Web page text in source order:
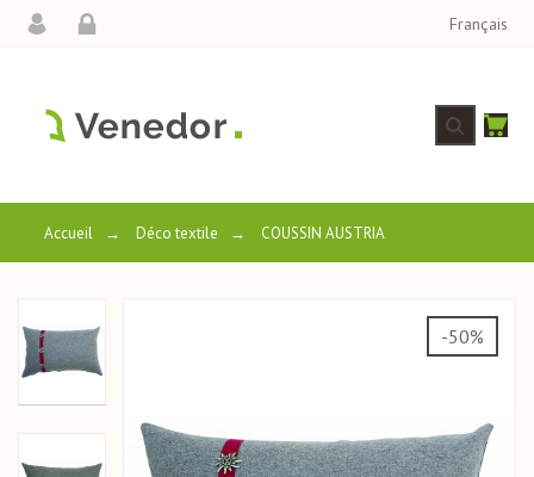
Français
Accueil → Déco textile → COUSSIN AUSTRIA
-50%